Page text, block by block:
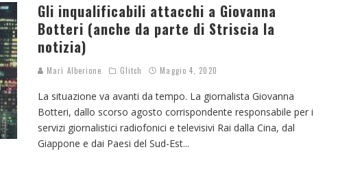
Gli inqualificabili attacchi a Giovanna
Botteri (anche da parte di Striscia la
notizia)
Marì Alberione Glitch Maggio 4, 2020
La situazione va avanti da tempo. La giornalista Giovanna
Botteri, dallo scorso agosto corrispondente responsabile per i
servizi giornalistici radiofonici e televisivi Rai dalla Cina, dal
Giappone e dai Paesi del Sud-Est...